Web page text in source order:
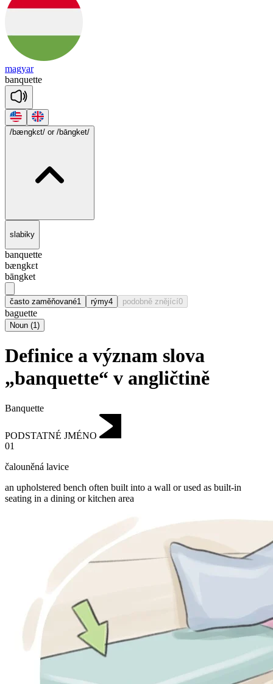
magyar
banquette
/bængkɛt/ or /bāngket/
slabiky
banquette
bængkɛt
bāngket
často zaměňované1 rýmy4 podobně znějící0
baguette
Noun (1)
Definice a význam slova
„banquette“ v angličtině
Banquette
PODSTATNÉ JMÉNO
01
čalouněná lavice
an upholstered bench often built into a wall or used as built-in
seating in a dining or kitchen area